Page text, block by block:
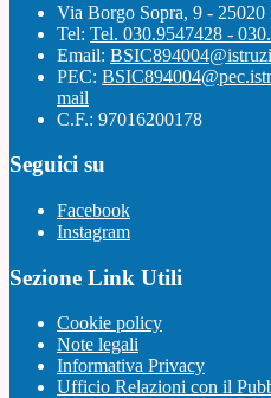
Via Borgo Sopra, 9 -
Tel: Tel. 030.9547428 -
Email:
PEC:
mail
C.F.: 97016200178
Seguici su
Facebook
Instagram
Sezione Link Utili
Cookie policy
Note legali
Informativa Privacy
Ufficio Relazioni con il